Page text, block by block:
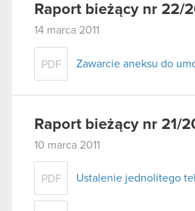
Raport bieżący nr 22/
14 marca 2011
PDF Zawarcie aneksu do
Raport bieżący nr 21/
10 marca 2011
PDF Ustalenie jednolitego